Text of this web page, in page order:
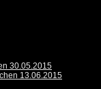
30.05.2015
13.06.2015